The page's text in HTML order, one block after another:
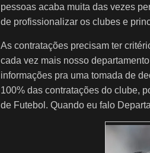
pessoas acaba muita das vezes
de profissionalizar os clubes e
As contratações precisam ter
cada vez mais nosso
informações pra uma tomada de
100% das contratações do clube,
de Futebol. Quando eu falo